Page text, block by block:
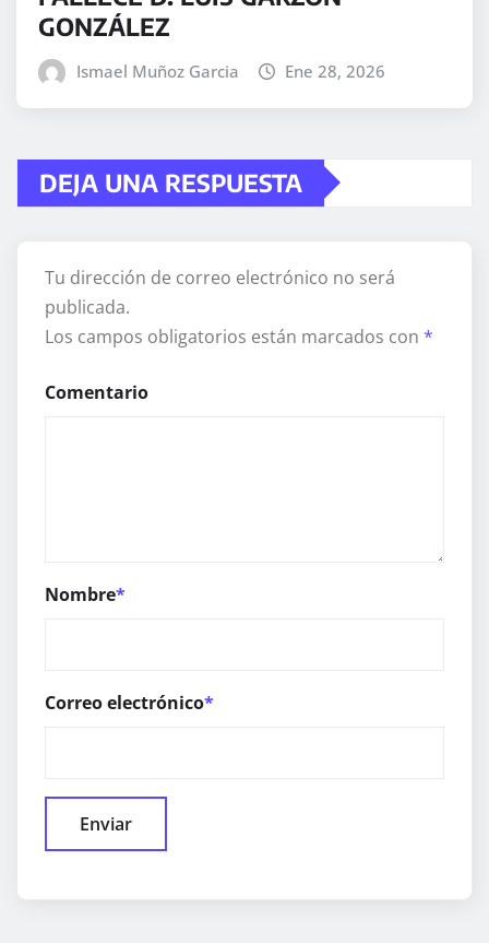
GONZÁLEZ
Ismael Muñoz Garcia Ene 28, 2026
DEJA UNA RESPUESTA
Tu dirección de correo electrónico no será
publicada.
Los campos obligatorios están marcados con *
Comentario
Nombre*
Correo electrónico*